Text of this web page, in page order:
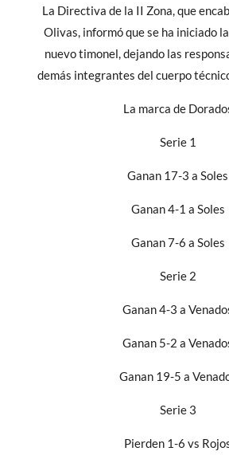
La Directiva de la II Zona, que
Olivas, informó que se ha iniciado
nuevo timonel, dejando las
demás integrantes del cuerpo
La marca de
Serie 1
Ganan 17-3 a Soles
Ganan 4-1 a Soles
Ganan 7-6 a Soles
Serie 2
Ganan 4-3 a
Ganan 5-2 a
Ganan 19-5 a
Serie 3
Pierden 1-6 vs